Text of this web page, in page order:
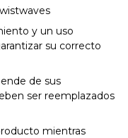
y un uso
su correcto
de sus
ser reemplazados
mientras